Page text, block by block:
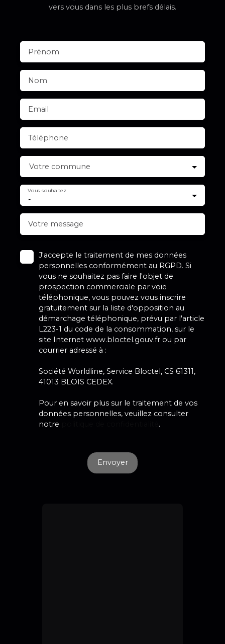
vers vous dans les plus brefs délais.
Prénom
Nom
Email
Téléphone
Votre commune
-
Vous souhaitez
Votre message
J'accepte le traitement de mes données
personnelles conformément au RGPD. Si
vous ne souhaitez pas faire l'objet de
prospection commerciale par voie
téléphonique, vous pouvez vous inscrire
gratuitement sur la liste d'opposition au
démarchage téléphonique, prévu par l'article
L223-1 du code de la consommation, sur le
site Internet www.bloctel.gouv.fr ou par
courrier adressé à :
Société Worldline, Service Bloctel, CS 61311,
41013 BLOIS CEDEX.
Pour en savoir plus sur le traitement de vos
données personnelles, veuillez consulter
notre
.
Envoyer